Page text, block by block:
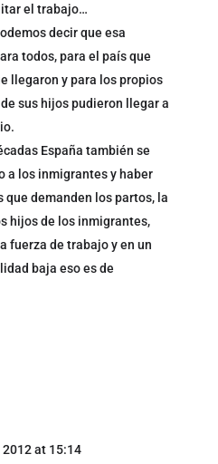
el trabajo…
decir que esa
todos, para el país que
llegaron y para los propios
sus hijos pudieron llegar a
España también se
a los inmigrantes y haber
que demanden los partos, la
hijos de los inmigrantes,
fuerza de trabajo y en un
baja eso es de
2012 at 15:14